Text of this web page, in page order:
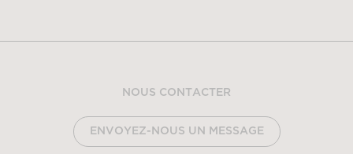
NOUS CONTACTER
ENVOYEZ-NOUS UN MESSAGE